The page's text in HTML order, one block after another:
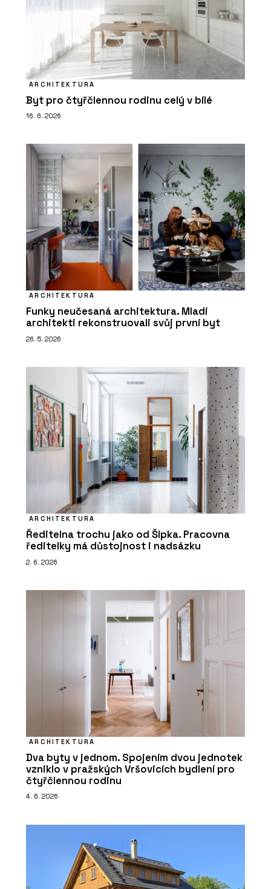
ARCHITEKTURA
Byt pro čtyřčlennou rodinu celý v bílé
16. 6. 2026
ARCHITEKTURA
Funky neučesaná architektura. Mladí
architekti rekonstruovali svůj první byt
26. 5. 2026
ARCHITEKTURA
Ředitelna trochu jako od Šípka. Pracovna
ředitelky má důstojnost i nadsázku
2. 6. 2026
ARCHITEKTURA
Dva byty v jednom. Spojením dvou jednotek
vzniklo v pražských Vršovicích bydlení pro
čtyřčlennou rodinu
4. 6. 2026